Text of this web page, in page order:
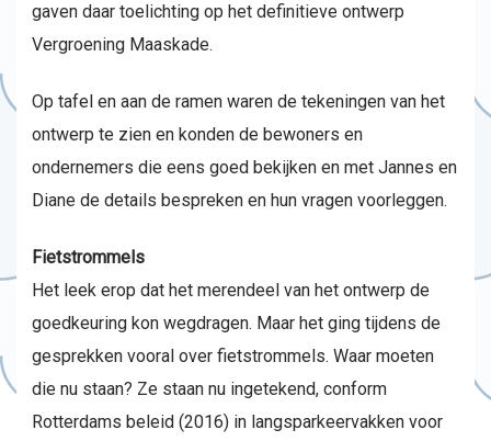
gaven daar toelichting op het definitieve ontwerp
Vergroening Maaskade.
Op tafel en aan de ramen waren de tekeningen van het
ontwerp te zien en konden de bewoners en
ondernemers die eens goed bekijken en met Jannes en
Diane de details bespreken en hun vragen voorleggen.
Fietstrommels
Het leek erop dat het merendeel van het ontwerp de
goedkeuring kon wegdragen. Maar het ging tijdens de
gesprekken vooral over fietstrommels. Waar moeten
die nu staan? Ze staan nu ingetekend, conform
Rotterdams beleid (2016) in langsparkeervakken voor